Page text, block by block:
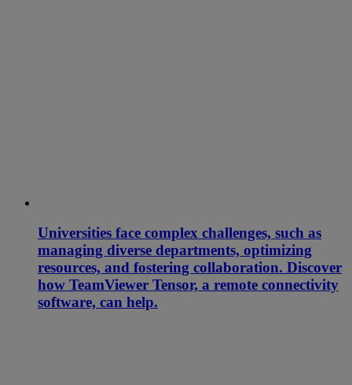
Universities face complex challenges, such as
managing diverse departments, optimizing
resources, and fostering collaboration. Discover
how TeamViewer Tensor, a remote connectivity
software, can help.